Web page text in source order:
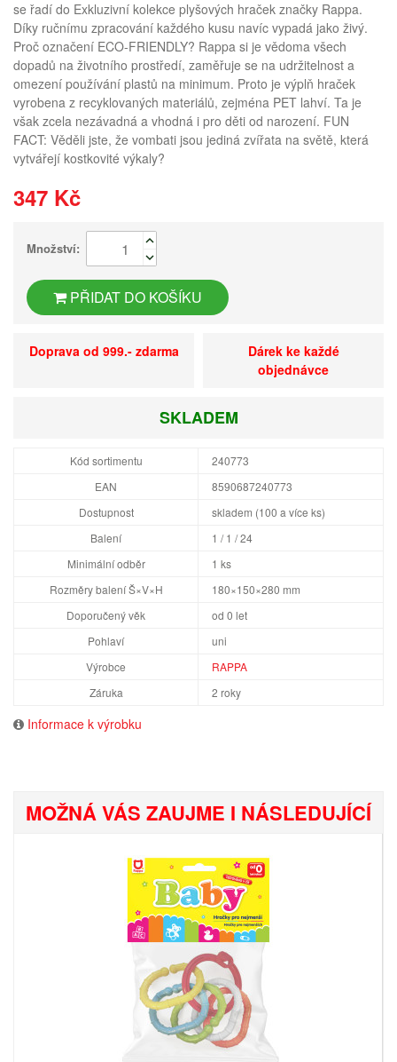
se řadí do Exkluzivní kolekce plyšových hraček značky Rappa.
Díky ručnímu zpracování každého kusu navíc vypadá jako živý.
Proč označení ECO-FRIENDLY? Rappa si je vědoma všech
dopadů na životního prostředí, zaměřuje se na udržitelnost a
omezení používání plastů na minimum. Proto je výplň hraček
vyrobena z recyklovaných materiálů, zejména PET lahví. Ta je
však zcela nezávadná a vhodná i pro děti od narození. FUN
FACT: Věděli jste, že vombati jsou jediná zvířata na světě, která
vytvářejí kostkovité výkaly?
347 Kč
Množství:
PŘIDAT DO KOŠÍKU
Doprava od 999.- zdarma
Dárek ke každé
objednávce
SKLADEM
Kód sortimentu
240773
EAN
8590687240773
Dostupnost
skladem (100 a více ks)
Balení
1 / 1 / 24
Minimální odběr
1 ks
Rozměry balení Š×V×H
180×150×280 mm
Doporučený věk
od 0 let
Pohlaví
uni
Výrobce
RAPPA
Záruka
2 roky
Informace k výrobku
MOŽNÁ VÁS ZAUJME I NÁSLEDUJÍCÍ